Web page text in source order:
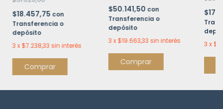
$18.457,75 con
Transferencia o
depósito
3 x$7.238,33 sin interés
Comprar
$50.141,50 con
Transferencia o
depósito
3 x$19.663,33 sin interés
Comprar
3 x